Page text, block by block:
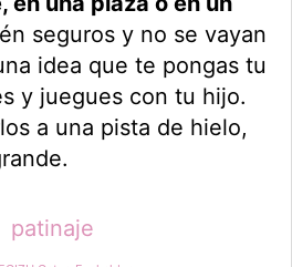
seguros y no se vayan
idea que te pongas tu
y juegues con tu hijo.
a una pista de hielo,